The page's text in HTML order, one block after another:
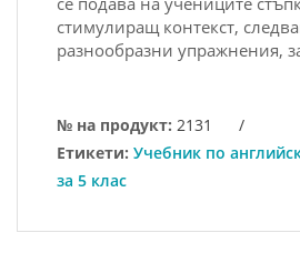
стимулиращ контекст,
разнообразни упражнения,
№ на продукт: 2131
/
Етикети: Учебник по
за 5 клас